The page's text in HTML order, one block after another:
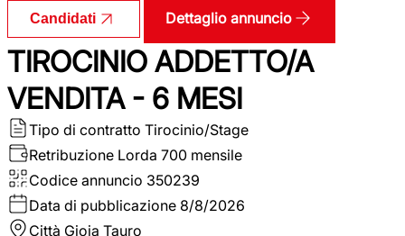
Candidati Dettaglio annuncio
TIROCINIO ADDETTO/A
VENDITA - 6 MESI
Tipo di contratto Tirocinio/Stage
Retribuzione Lorda 700 mensile
Codice annuncio 350239
Data di pubblicazione 8/8/2026
Città Gioia Tauro